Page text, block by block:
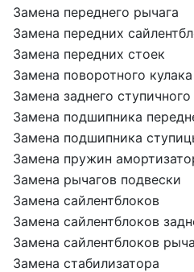
Замена переднего рычага
Замена передних
Замена передних стоек
Замена поворотного кулака
Замена заднего
Замена подшипника
Замена подшипника
Замена пружин
Замена рычагов подвески
Замена сайлентблоков
Замена сайлентблоков
Замена сайлентблоков
Замена стабилизатора